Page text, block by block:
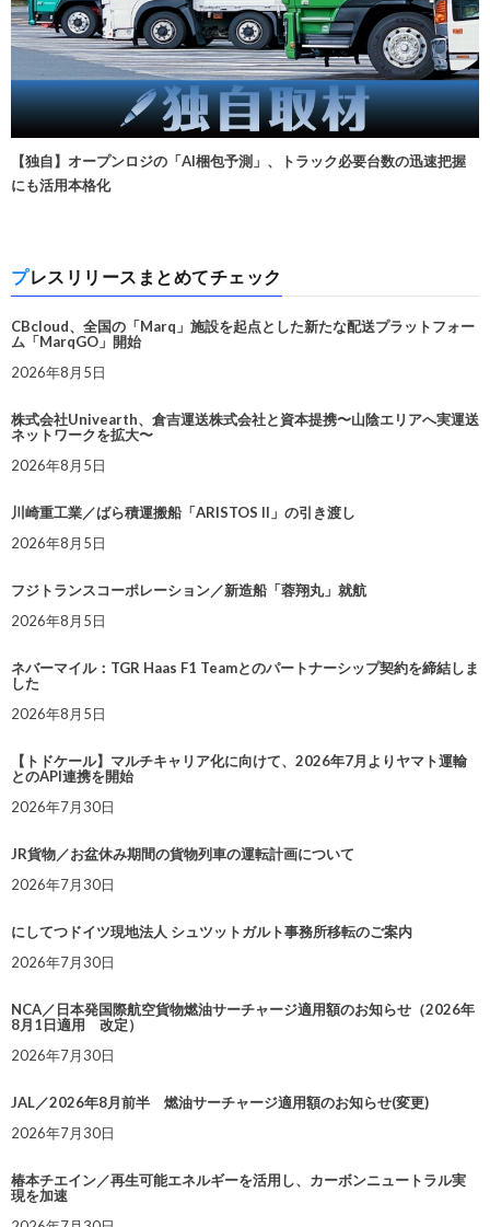
【独自】オープンロジの「AI梱包予測」、トラック必要台数の迅速把握
にも活用本格化
プレスリリースまとめてチェック
CBcloud、全国の「Marq」施設を起点とした新たな配送プラットフォー
ム「MarqGO」開始
2026年8月5日
株式会社Univearth、倉吉運送株式会社と資本提携〜山陰エリアへ実運送
ネットワークを拡大〜
2026年8月5日
川崎重工業／ばら積運搬船「ARISTOS II」の引き渡し
2026年8月5日
フジトランスコーポレーション／新造船「蓉翔丸」就航
2026年8月5日
ネバーマイル：TGR Haas F1 Teamとのパートナーシップ契約を締結しま
した
2026年8月5日
【トドケール】マルチキャリア化に向けて、2026年7月よりヤマト運輸
とのAPI連携を開始
2026年7月30日
JR貨物／お盆休み期間の貨物列車の運転計画について
2026年7月30日
にしてつドイツ現地法人 シュツットガルト事務所移転のご案内
2026年7月30日
NCA／日本発国際航空貨物燃油サーチャージ適用額のお知らせ（2026年
8月1日適用 改定）
2026年7月30日
JAL／2026年8月前半 燃油サーチャージ適用額のお知らせ(変更)
2026年7月30日
椿本チエイン／再生可能エネルギーを活用し、カーボンニュートラル実
現を加速